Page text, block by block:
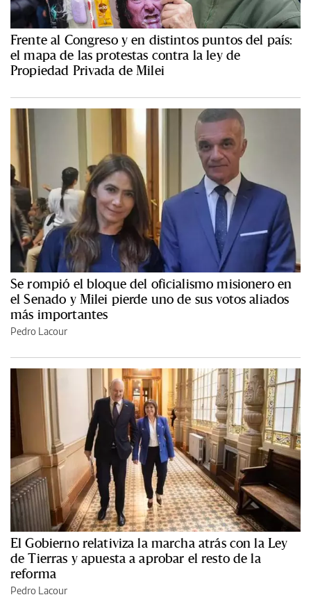
Frente al Congreso y en distintos puntos del país:
el mapa de las protestas contra la ley de
Propiedad Privada de Milei
Se rompió el bloque del oficialismo misionero en
el Senado y Milei pierde uno de sus votos aliados
más importantes
Pedro Lacour
El Gobierno relativiza la marcha atrás con la Ley
de Tierras y apuesta a aprobar el resto de la
reforma
Pedro Lacour